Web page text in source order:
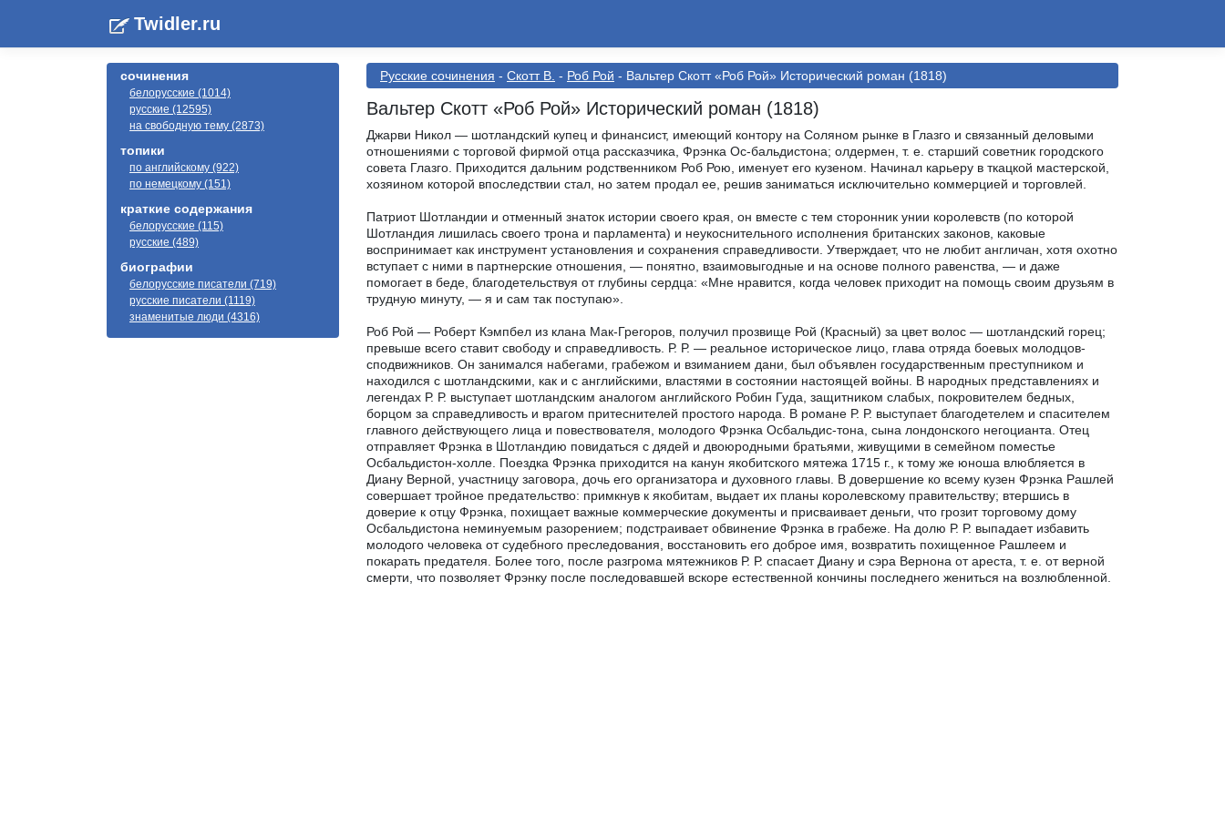
Twidler.ru
сочинения
белорусские (1014)
русские (12595)
на свободную тему (2873)
топики
по английскому (922)
по немецкому (151)
краткие содержания
белорусские (115)
русские (489)
биографии
белорусские писатели (719)
русские писатели (1119)
знаменитые люди (4316)
Русские сочинения - Скотт В. - Роб Рой - Вальтер Скотт «Роб Рой» Исторический роман (1818)
Вальтер Скотт «Роб Рой» Исторический роман (1818)
Джарви Никол — шотландский купец и финансист, имеющий контору на Соляном рынке в Глазго и связанный деловыми
отношениями с торговой фирмой отца рассказчика, Фрэнка Ос-бальдистона; олдермен, т. е. старший советник городского
совета Глазго. Приходится дальним родственником Роб Рою, именует его кузеном. Начинал карьеру в ткацкой мастерской,
хозяином которой впоследствии стал, но затем продал ее, решив заниматься исключительно коммерцией и торговлей.
Патриот Шотландии и отменный знаток истории своего края, он вместе с тем сторонник унии королевств (по которой
Шотландия лишилась своего трона и парламента) и неукоснительного исполнения британских законов, каковые
воспринимает как инструмент установления и сохранения справедливости. Утверждает, что не любит англичан, хотя охотно
вступает с ними в партнерские отношения, — понятно, взаимовыгодные и на основе полного равенства, — и даже
помогает в беде, благодетельствуя от глубины сердца: «Мне нравится, когда человек приходит на помощь своим друзьям в
трудную минуту, — я и сам так поступаю».
Роб Рой — Роберт Кэмпбел из клана Мак-Грегоров, получил прозвище Рой (Красный) за цвет волос — шотландский горец;
превыше всего ставит свободу и справедливость. Р. Р. — реальное историческое лицо, глава отряда боевых молодцов-
сподвижников. Он занимался набегами, грабежом и взиманием дани, был объявлен государственным преступником и
находился с шотландскими, как и с английскими, властями в состоянии настоящей войны. В народных представлениях и
легендах Р. Р. выступает шотландским аналогом английского Робин Гуда, защитником слабых, покровителем бедных,
борцом за справедливость и врагом притеснителей простого народа. В романе Р. Р. выступает благодетелем и спасителем
главного действующего лица и повествователя, молодого Фрэнка Осбальдис-тона, сына лондонского негоцианта. Отец
отправляет Фрэнка в Шотландию повидаться с дядей и двоюродными братьями, живущими в семейном поместье
Осбальдистон-холле. Поездка Фрэнка приходится на канун якобитского мятежа 1715 г., к тому же юноша влюбляется в
Диану Верной, участницу заговора, дочь его организатора и духовного главы. В довершение ко всему кузен Фрэнка Рашлей
совершает тройное предательство: примкнув к якобитам, выдает их планы королевскому правительству; втершись в
доверие к отцу Фрэнка, похищает важные коммерческие документы и присваивает деньги, что грозит торговому дому
Осбальдистона неминуемым разорением; подстраивает обвинение Фрэнка в грабеже. На долю Р. Р. выпадает избавить
молодого человека от судебного преследования, восстановить его доброе имя, возвратить похищенное Рашлеем и
покарать предателя. Более того, после разгрома мятежников Р. Р. спасает Диану и сэра Вернона от ареста, т. е. от верной
смерти, что позволяет Фрэнку после последовавшей вскоре естественной кончины последнего жениться на возлюбленной.